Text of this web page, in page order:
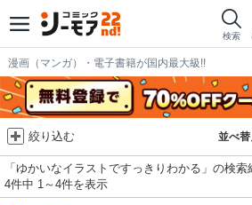
検索
漫画（マンガ）・電子書籍が国内最大級!!
並べ替
絞り込む
「ゆかいなイラストですっきりわかる」の検索
4件中 1～4件を表示